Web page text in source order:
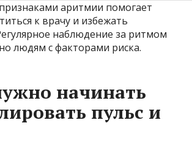
аритмии помогает
к врачу и избежать
наблюдение за ритмом
людям с факторами риска.
начинать
пульс и